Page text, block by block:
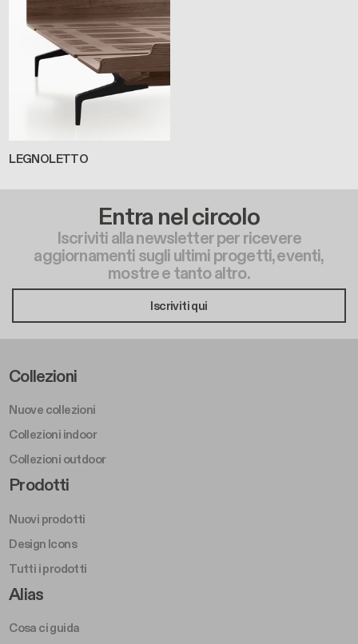
LEGNOLETTO
Entra nel circolo
Iscriviti alla newsletter per ricevere
aggiornamenti sugli ultimi progetti, eventi,
mostre e tanto altro.
Iscriviti qui
Footer Left Middle A
Collezioni
Nuove collezioni
Collezioni indoor
Collezioni outdoor
Footer Right Middle A
Prodotti
Nuovi prodotti
Design Icons
Tutti i prodotti
Footer Right A
Alias
Cosa ci guida